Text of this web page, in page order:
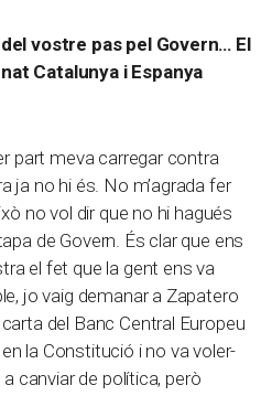
vostre pas pel Govern… El
Catalunya i Espanya
part meva carregar contra
ja no hi és. No m’agrada fer
no vol dir que no hi hagués
de Govern. És clar que ens
el fet que la gent ens va
jo vaig demanar a Zapatero
del Banc Central Europeu
la Constitució i no va voler-
canviar de política, però